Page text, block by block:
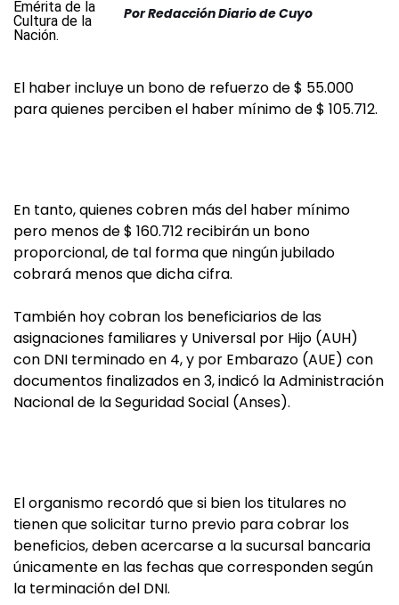
PorRedacción Diario de Cuyo
El haber incluye un bono de refuerzo de $ 55.000
para quienes perciben el haber mínimo de $ 105.712.
En tanto, quienes cobren más del haber mínimo
pero menos de $ 160.712 recibirán un bono
proporcional, de tal forma que ningún jubilado
cobrará menos que dicha cifra.
También hoy cobran los beneficiarios de las
asignaciones familiares y Universal por Hijo (AUH)
con DNI terminado en 4, y por Embarazo (AUE) con
documentos finalizados en 3, indicó la Administración
Nacional de la Seguridad Social (Anses).
El organismo recordó que si bien los titulares no
tienen que solicitar turno previo para cobrar los
beneficios, deben acercarse a la sucursal bancaria
únicamente en las fechas que corresponden según
la terminación del DNI.